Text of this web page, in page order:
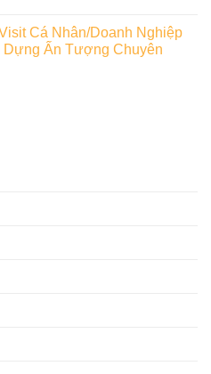
Cá Nhân/Doanh Nghiệp
Dựng Ấn Tượng Chuyên